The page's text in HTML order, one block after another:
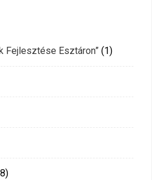
Fejlesztése Esztáron” (1)